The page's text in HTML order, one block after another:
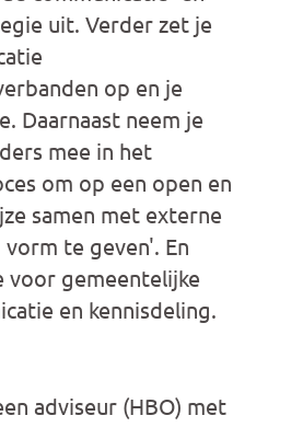
uit. Verder zet je
op en je
Daarnaast neem je
mee in het
om op een open en
samen met externe
te geven'. En
gemeentelijke
en kennisdeling.
adviseur (HBO) met